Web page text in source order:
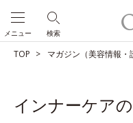
検索
メニュー
TOP マガジン（美容情報・
インナーケア